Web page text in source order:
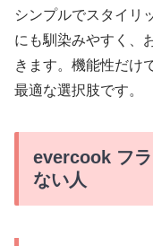
シンプルでスタイリ
にも馴染みやすく、
きます。機能性だけ
最適な選択肢です。
evercook フ
ない人